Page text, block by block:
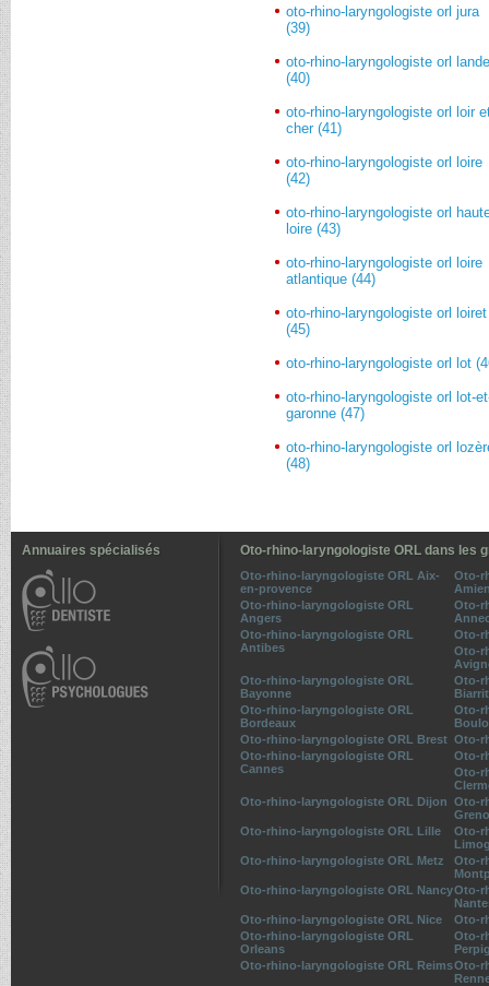
oto-rhino-laryngologiste orl jura
(39)
oto-rhino-laryngologiste orl
(40)
oto-rhino-laryngologiste orl loir
cher (41)
oto-rhino-laryngologiste orl loire
(42)
oto-rhino-laryngologiste orl
loire (43)
oto-rhino-laryngologiste orl loire
atlantique (44)
oto-rhino-laryngologiste orl loiret
(45)
oto-rhino-laryngologiste orl lot
oto-rhino-laryngologiste orl lot-
garonne (47)
oto-rhino-laryngologiste orl
(48)
Annuaires spécialisés Oto-rhino-laryngologiste ORL dans les
Oto-rhino-laryngologiste ORL Aix-
en-provence
Oto-
Oto-rhino-laryngologiste ORL
Angers
Oto-
Oto-rhino-laryngologiste ORL
Antibes
Oto-
Oto-
Oto-rhino-laryngologiste ORL
Bayonne
Oto-
Oto-rhino-laryngologiste ORL
Bordeaux
Oto-
Oto-rhino-laryngologiste ORL Brest Oto-
Oto-rhino-laryngologiste ORL
Cannes
Oto-
Oto-
Oto-rhino-laryngologiste ORL Dijon Oto-
Oto-rhino-laryngologiste ORL Lille
Oto-
Oto-rhino-laryngologiste ORL Metz
Oto-
Oto-rhino-laryngologiste ORL NancyOto-
Oto-rhino-laryngologiste ORL Nice
Oto-
Oto-rhino-laryngologiste ORL
Orleans
Oto-
Oto-rhino-laryngologiste ORL ReimsOto-